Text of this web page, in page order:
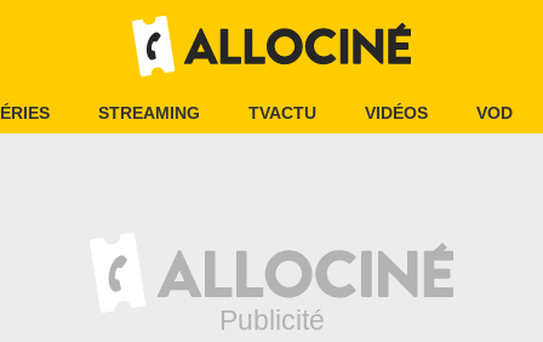
STREAMING TVACTU VIDÉOS VOD